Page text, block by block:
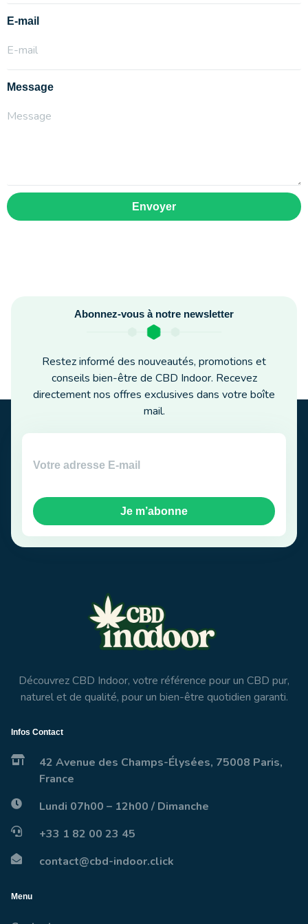
E-mail
Message
Envoyer
Abonnez-vous à notre newsletter
Restez informé des nouveautés, promotions et
conseils bien-être de CBD Indoor. Recevez
directement nos offres exclusives dans votre boîte
mail.
Je m’abonne
Découvrez CBD Indoor, votre référence pour un CBD pur,
naturel et de qualité, pour un bien-être quotidien garanti.
Infos Contact
42 Avenue des Champs-Élysées, 75008 Paris,
France
Lundi 07h00 – 12h00 / Dimanche
+33 1 82 00 23 45
contact@cbd-indoor.click
Menu